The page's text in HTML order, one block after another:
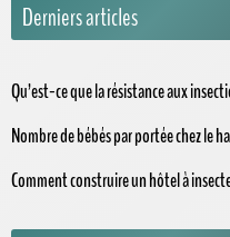
Derniers articles
Qu’est-ce que la résistance aux
Nombre de bébés par portée chez le
Comment construire un hôtel à